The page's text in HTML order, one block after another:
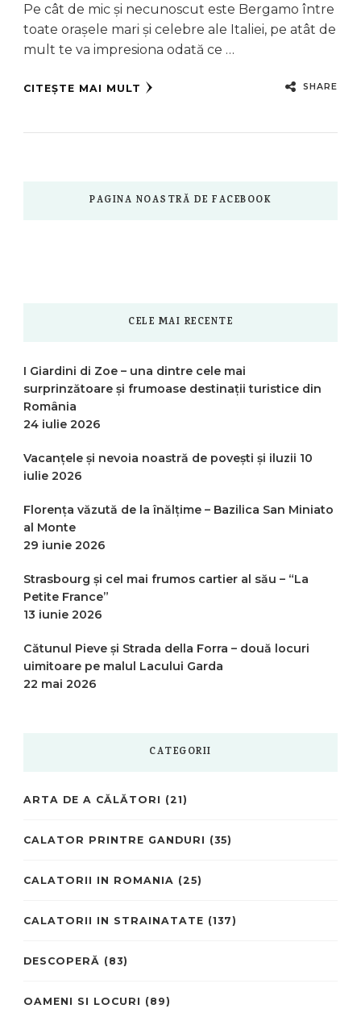
Pe cât de mic și necunoscut este Bergamo între
toate orașele mari și celebre ale Italiei, pe atât de
mult te va impresiona odată ce …
CITEȘTE MAI MULT SHARE
PAGINA NOASTRĂ DE FACEBOOK
CELE MAI RECENTE
I Giardini di Zoe – una dintre cele mai
surprinzătoare și frumoase destinații turistice din
România
24 iulie 2026
Vacanțele și nevoia noastră de povești și iluzii 10
iulie 2026
Florența văzută de la înălțime – Bazilica San Miniato
al Monte
29 iunie 2026
Strasbourg și cel mai frumos cartier al său – “La
Petite France”
13 iunie 2026
Cătunul Pieve și Strada della Forra – două locuri
uimitoare pe malul Lacului Garda
22 mai 2026
CATEGORII
ARTA DE A CĂLĂTORI (21)
CALATOR PRINTRE GANDURI (35)
CALATORII IN ROMANIA (25)
CALATORII IN STRAINATATE (137)
DESCOPERĂ (83)
OAMENI SI LOCURI (89)